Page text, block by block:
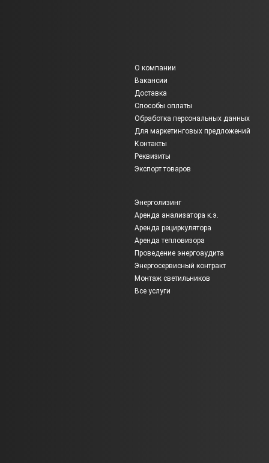
О компании
Вакансии
Доставка
Способы оплаты
Обработка персональных данных
Для маркетинговых предложений
Контакты
Реквизиты
Экспорт товаров
Энерголизинг
Аренда анализатора к.э.
Аренда рециркулятора
Аренда тепловизора
Проведение энергоаудита
Энергосервисный контракт
Монтаж светильников
Все услуги